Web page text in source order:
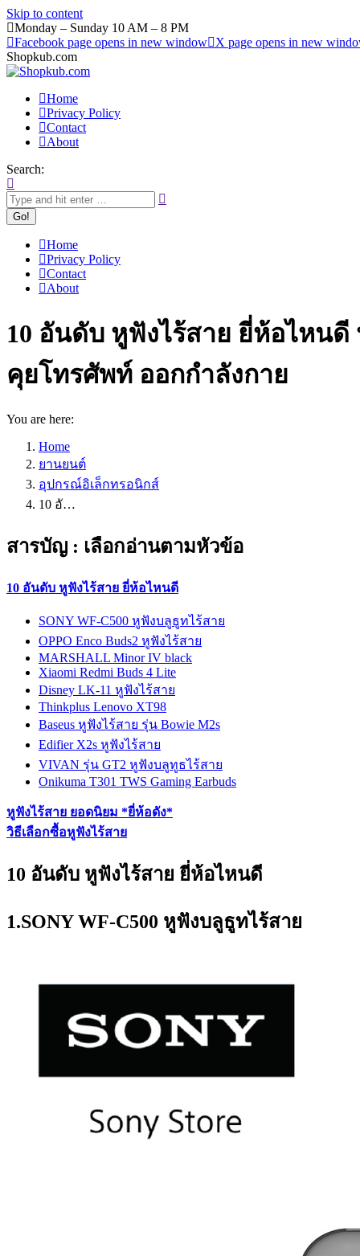
Skip to content
Monday – Sunday 10 AM – 8 PM
Facebook page opens in new window
X page opens in new
Shopkub.com
Home
Privacy Policy
Contact
About
Search:
Home
Privacy Policy
Contact
About
10 อันดับ หูฟังไร้สาย ยี่ห้อไหน
คุยโทรศัพท์ ออกกำลังกาย
You are here:
Home
ยานยนต์
อุปกรณ์อิเล็กทรอนิกส์
10 อั…
สารบัญ : เลือกอ่านตามหัวข้อ
10 อันดับ หูฟังไร้สาย ยี่ห้อไหนดี
SONY WF-C500 หูฟังบลูธูทไร้สาย
OPPO Enco Buds2 หูฟังไร้สาย
MARSHALL Minor IV black
Xiaomi Redmi Buds 4 Lite
Disney LK-11 หูฟังไร้สาย
Thinkplus Lenovo XT98
Baseus หูฟังไร้สาย รุ่น Bowie M2s
Edifier X2s หูฟังไร้สาย
VIVAN รุ่น GT2 หูฟังบลูทูธไร้สาย
Onikuma T301 TWS Gaming Earbuds
หูฟังไร้สาย ยอดนิยม *ยี่ห้อดัง*
วิธีเลือกซื้อหูฟังไร้สาย
10 อันดับ หูฟังไร้สาย ยี่ห้อไหนดี
1.SONY WF-C500 หูฟังบลูธูทไร้สาย